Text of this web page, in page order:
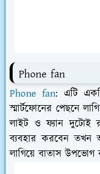
Phone fan
Phone fan: এটি
স্মার্টফোনের পেছনে
লাইট ও ফ্যান দুটোই
ব্যবহার করবেন তখন
লাগিয়ে বাতাস উপভোগ